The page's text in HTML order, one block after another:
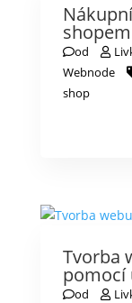
shopem
od
Webnode
shop
Tvorba
pomocí
od